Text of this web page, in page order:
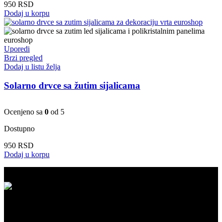
950 RSD
Dodaj u korpu
Uporedi
Brzi pregled
Dodaj u listu želja
Solarno drvce sa žutim sijalicama
Ocenjeno sa 0 od 5
Dostupno
950 RSD
Dodaj u korpu